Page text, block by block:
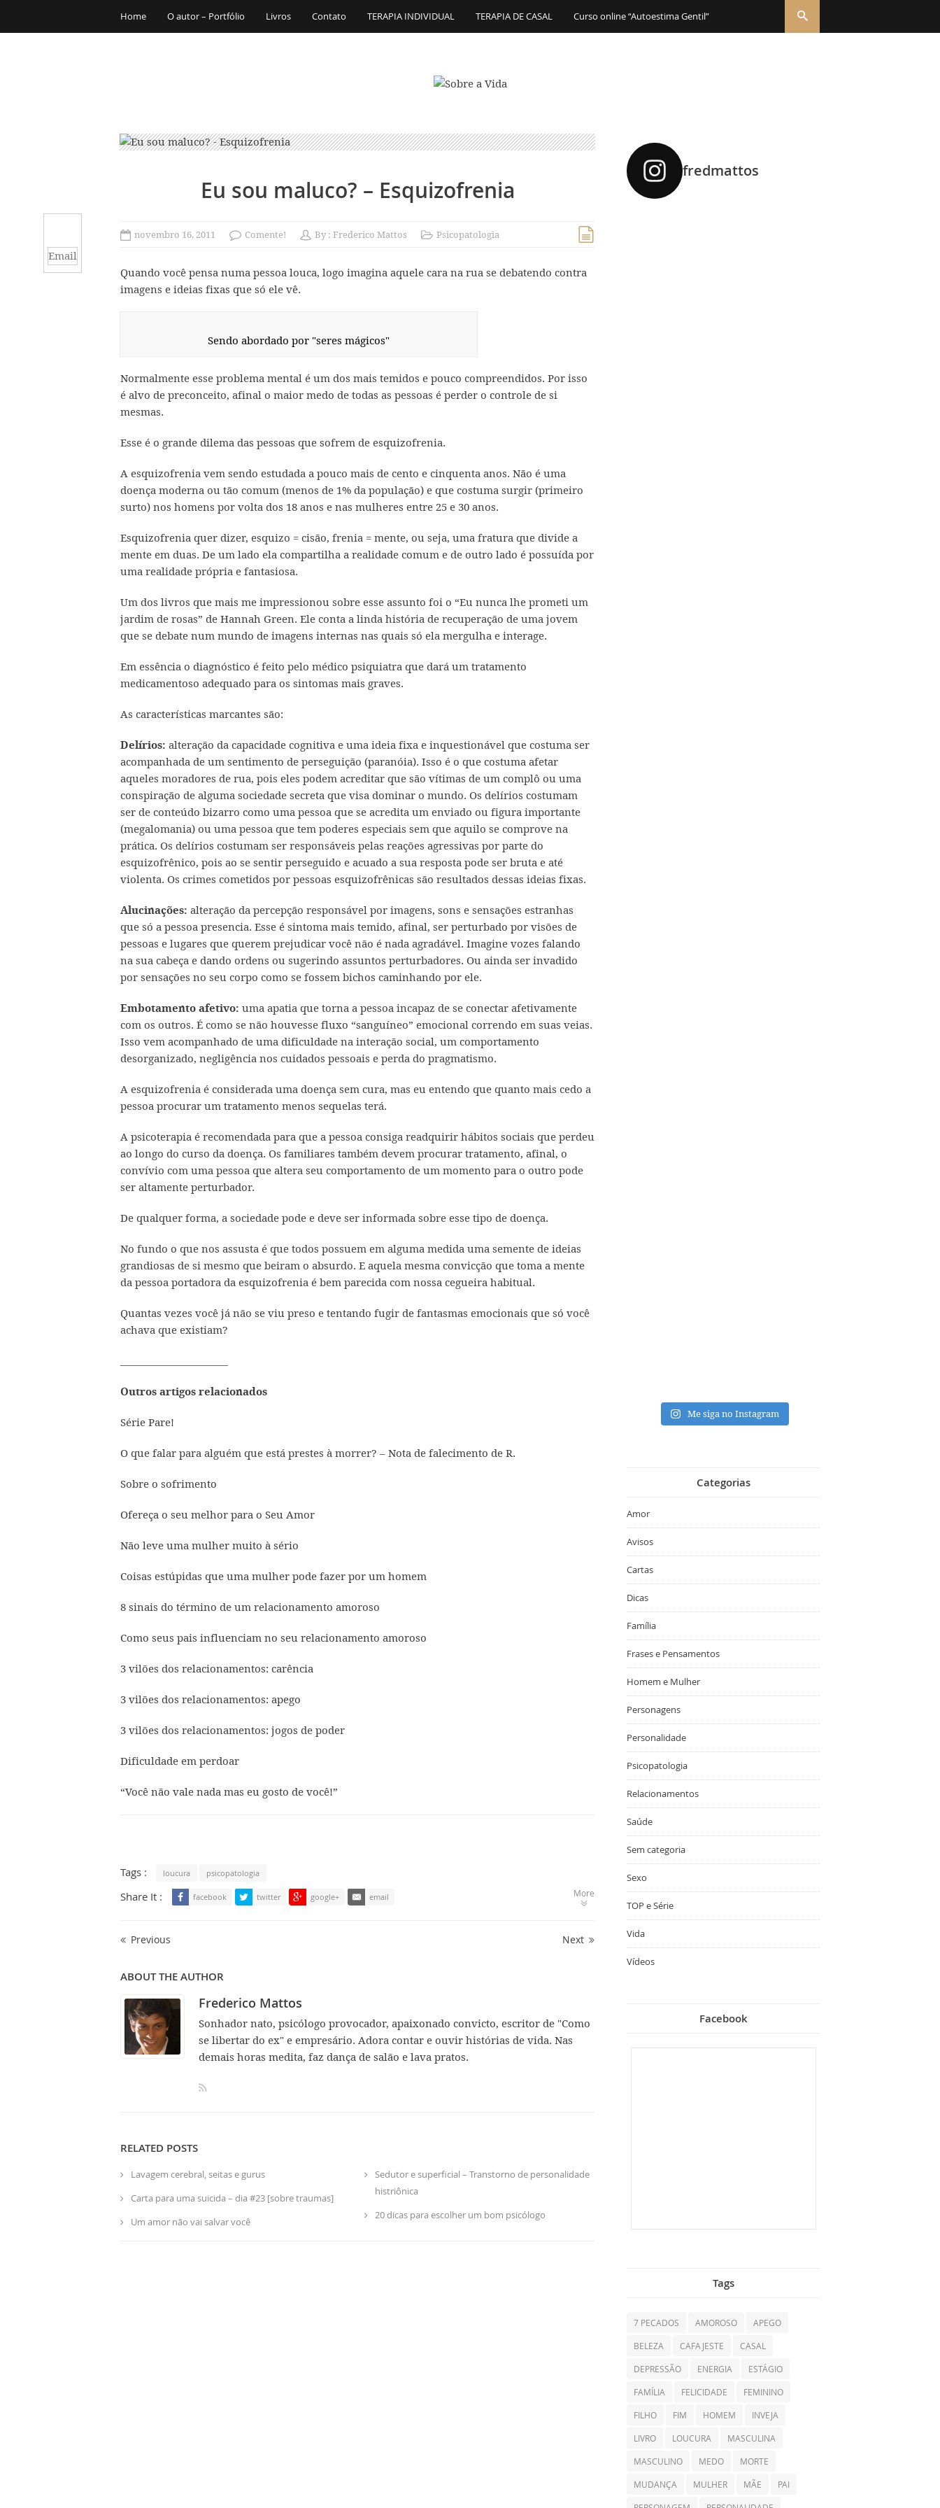
Home O autor – Portfólio Livros Contato TERAPIA INDIVIDUAL TERAPIA DE CASAL Curso online “Autoestima Gentil”
Eu sou maluco? – Esquizofrenia
novembro 16, 2011 Comente! By : Frederico Mattos Psicopatologia
Quando você pensa numa pessoa louca, logo imagina aquele cara na rua se debatendo contra
imagens e ideias fixas que só ele vê.
Sendo abordado por "seres mágicos"
Normalmente esse problema mental é um dos mais temidos e pouco compreendidos. Por isso
é alvo de preconceito, afinal o maior medo de todas as pessoas é perder o controle de si
mesmas.
Esse é o grande dilema das pessoas que sofrem de esquizofrenia.
A esquizofrenia vem sendo estudada a pouco mais de cento e cinquenta anos. Não é uma
doença moderna ou tão comum (menos de 1% da população) e que costuma surgir (primeiro
surto) nos homens por volta dos 18 anos e nas mulheres entre 25 e 30 anos.
Esquizofrenia quer dizer, esquizo = cisão, frenia = mente, ou seja, uma fratura que divide a
mente em duas. De um lado ela compartilha a realidade comum e de outro lado é possuída por
uma realidade própria e fantasiosa.
Um dos livros que mais me impressionou sobre esse assunto foi o “Eu nunca lhe prometi um
jardim de rosas” de Hannah Green. Ele conta a linda história de recuperação de uma jovem
que se debate num mundo de imagens internas nas quais só ela mergulha e interage.
Em essência o diagnóstico é feito pelo médico psiquiatra que dará um tratamento
medicamentoso adequado para os sintomas mais graves.
As características marcantes são:
Delírios: alteração da capacidade cognitiva e uma ideia fixa e inquestionável que costuma ser
acompanhada de um sentimento de perseguição (paranóia). Isso é o que costuma afetar
aqueles moradores de rua, pois eles podem acreditar que são vítimas de um complô ou uma
conspiração de alguma sociedade secreta que visa dominar o mundo. Os delírios costumam
ser de conteúdo bizarro como uma pessoa que se acredita um enviado ou figura importante
(megalomania) ou uma pessoa que tem poderes especiais sem que aquilo se comprove na
prática. Os delírios costumam ser responsáveis pelas reações agressivas por parte do
esquizofrênico, pois ao se sentir perseguido e acuado a sua resposta pode ser bruta e até
violenta. Os crimes cometidos por pessoas esquizofrênicas são resultados dessas ideias fixas.
Alucinações: alteração da percepção responsável por imagens, sons e sensações estranhas
que só a pessoa presencia. Esse é sintoma mais temido, afinal, ser perturbado por visões de
pessoas e lugares que querem prejudicar você não é nada agradável. Imagine vozes falando
na sua cabeça e dando ordens ou sugerindo assuntos perturbadores. Ou ainda ser invadido
por sensações no seu corpo como se fossem bichos caminhando por ele.
Embotamento afetivo: uma apatia que torna a pessoa incapaz de se conectar afetivamente
com os outros. É como se não houvesse fluxo “sanguíneo” emocional correndo em suas veias.
Isso vem acompanhado de uma dificuldade na interação social, um comportamento
desorganizado, negligência nos cuidados pessoais e perda do pragmatismo.
A esquizofrenia é considerada uma doença sem cura, mas eu entendo que quanto mais cedo a
pessoa procurar um tratamento menos sequelas terá.
A psicoterapia é recomendada para que a pessoa consiga readquirir hábitos sociais que perdeu
ao longo do curso da doença. Os familiares também devem procurar tratamento, afinal, o
convívio com uma pessoa que altera seu comportamento de um momento para o outro pode
ser altamente perturbador.
De qualquer forma, a sociedade pode e deve ser informada sobre esse tipo de doença.
No fundo o que nos assusta é que todos possuem em alguma medida uma semente de ideias
grandiosas de si mesmo que beiram o absurdo. E aquela mesma convicção que toma a mente
da pessoa portadora da esquizofrenia é bem parecida com nossa cegueira habitual.
Quantas vezes você já não se viu preso e tentando fugir de fantasmas emocionais que só você
achava que existiam?
Outros artigos relacionados
Série Pare!
O que falar para alguém que está prestes à morrer? – Nota de falecimento de R.
Sobre o sofrimento
Ofereça o seu melhor para o Seu Amor
Não leve uma mulher muito à sério
Coisas estúpidas que uma mulher pode fazer por um homem
8 sinais do término de um relacionamento amoroso
Como seus pais influenciam no seu relacionamento amoroso
3 vilões dos relacionamentos: carência
3 vilões dos relacionamentos: apego
3 vilões dos relacionamentos: jogos de poder
Dificuldade em perdoar
“Você não vale nada mas eu gosto de você!”
Email
Tags : loucura psicopatologia
Share It : facebook twitter google+ email More
Previous Next
ABOUT THE AUTHOR
Frederico Mattos
Sonhador nato, psicólogo provocador, apaixonado convicto, escritor de "Como
se libertar do ex" e empresário. Adora contar e ouvir histórias de vida. Nas
demais horas medita, faz dança de salão e lava pratos.
RELATED POSTS
Lavagem cerebral, seitas e gurus
Carta para uma suicida – dia #23 [sobre traumas]
Um amor não vai salvar você
Sedutor e superficial – Transtorno de personalidade
histriônica
20 dicas para escolher um bom psicólogo
fredmattos
Me siga no Instagram
Categorias
Amor
Avisos
Cartas
Dicas
Família
Frases e Pensamentos
Homem e Mulher
Personagens
Personalidade
Psicopatologia
Relacionamentos
Saúde
Sem categoria
Sexo
TOP e Série
Vida
Vídeos
Facebook
Tags
7 PECADOS AMOROSO APEGO
BELEZA CAFAJESTE CASAL
DEPRESSÃO ENERGIA ESTÁGIO
FAMÍLIA FELICIDADE FEMININO
FILHO FIM HOMEM INVEJA
LIVRO LOUCURA MASCULINA
MASCULINO MEDO MORTE
MUDANÇA MULHER MÃE PAI